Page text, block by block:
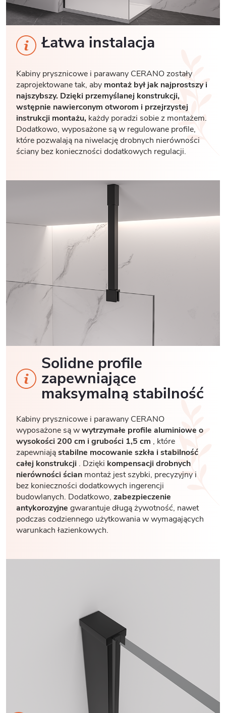
Łatwa instalacja
Kabiny prysznicowe i parawany CERANO zostały
zaprojektowane tak, aby montaż był jak najprostszy i
najszybszy. Dzięki przemyślanej konstrukcji,
wstępnie nawierconym otworom i przejrzystej
instrukcji montażu, każdy poradzi sobie z montażem.
Dodatkowo, wyposażone są w regulowane profile,
które pozwalają na niwelację drobnych nierówności
ściany bez konieczności dodatkowych regulacji.
Solidne profile
zapewniające
maksymalną stabilność
Kabiny prysznicowe i parawany CERANO
wyposażone są wwytrzymałe profile aluminiowe o
wysokości 200 cm i grubości 1,5 cm , które
zapewniająstabilne mocowanie szkła i stabilność
całej konstrukcji . Dzięki kompensacji drobnych
nierówności ścian montaż jest szybki, precyzyjny i
bez konieczności dodatkowych ingerencji
budowlanych. Dodatkowo, zabezpieczenie
antykorozyjne gwarantuje długą żywotność, nawet
podczas codziennego użytkowania w wymagających
warunkach łazienkowych.